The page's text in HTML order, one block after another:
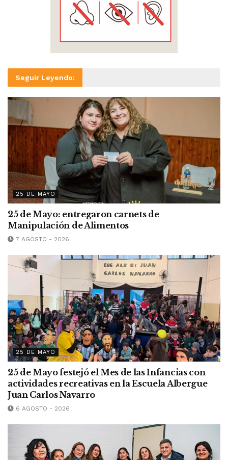
Seguir Leyendo:
25 DE MAYO
25 de Mayo: entregaron carnets de
Manipulación de Alimentos
7 AGOSTO - 2026
25 DE MAYO
25 de Mayo festejó el Mes de las Infancias con
actividades recreativas en la Escuela Albergue
Juan Carlos Navarro
6 AGOSTO - 2026